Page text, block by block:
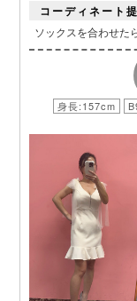
コーディネート
ソックスを合わせた
身長:157cm